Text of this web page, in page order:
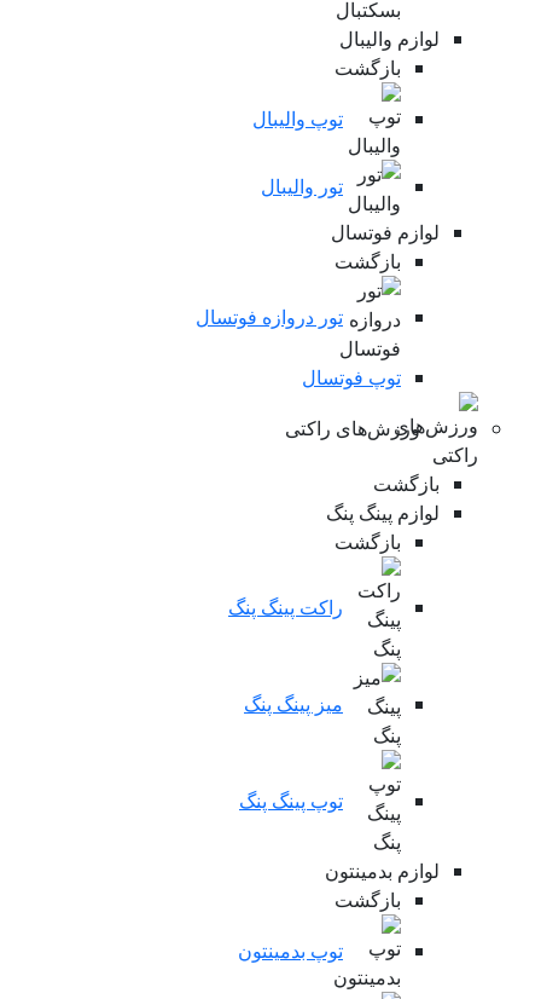
لوازم والیبال
بازگشت
توپ والیبال
تور والیبال
لوازم فوتسال
بازگشت
تور دروازه فوتسال
توپ فوتسال
ورزش‌های راکتی
بازگشت
لوازم پینگ پنگ
بازگشت
راکت پینگ پنگ
میز پینگ پنگ
توپ پینگ پنگ
لوازم بدمینتون
بازگشت
توپ بدمینتون